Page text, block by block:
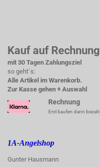
Kauf auf Rechnung
mit 30 Tagen Zahlungsziel
so geht´s:
Alle Artikel im Warenkorb.
Zur Kasse gehen + Auswahl
Rechnung
Erst kaufen dann
1A-Angelshop
Gunter Hausmann